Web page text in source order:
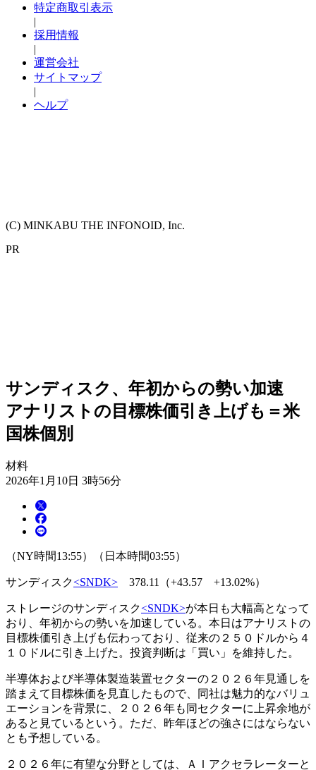
特定商取引表示
|
採用情報
|
運営会社
サイトマップ
|
ヘルプ
(C) MINKABU THE INFONOID, Inc.
PR
サンディスク、年初からの勢い加速
アナリストの目標株価引き上げも＝米
国株個別
材料
2026年1月10日 3時56分
（NY時間13:55）（日本時間03:55）
サンディスク<SNDK> 378.11（+43.57 +13.02%）
ストレージのサンディスク<SNDK>が本日も大幅高となって
おり、年初からの勢いを加速している。本日はアナリストの
目標株価引き上げも伝わっており、従来の２５０ドルから４
１０ドルに引き上げた。投資判断は「買い」を維持した。
半導体および半導体製造装置セクターの２０２６年見通しを
踏まえて目標株価を見直したもので、同社は魅力的なバリュ
エーションを背景に、２０２６年も同セクターに上昇余地が
あると見ているという。ただ、昨年ほどの強さにはならない
とも予想している。
２０２６年に有望な分野としては、ＡＩアクセラレーターと